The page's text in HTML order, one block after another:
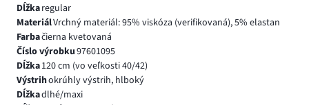
Dĺžkaregular
MateriálVrchný materiál: 95% viskóza (verifikovaná), 5% elastan
Farbačierna kvetovaná
Číslo výrobku97601095
Dĺžka120 cm (vo veľkosti 40/42)
Výstrihokrúhly výstrih, hlboký
Dĺžkadlhé/maxi